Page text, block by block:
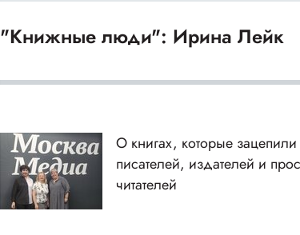
"Книжные люди": Ирина Лейк
О книгах, которые зацепили
писателей, издателей и
читателей